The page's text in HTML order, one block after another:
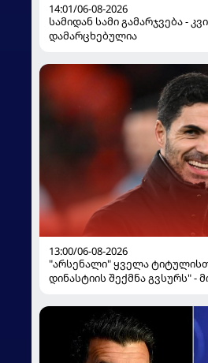
14:01/06-08-2026
სამიდან სამი გამარჯვება -
დამარცხებულია
13:00/06-08-2026
"არსენალი" ყველა
დინასტიის შექმნა გვსურს" -